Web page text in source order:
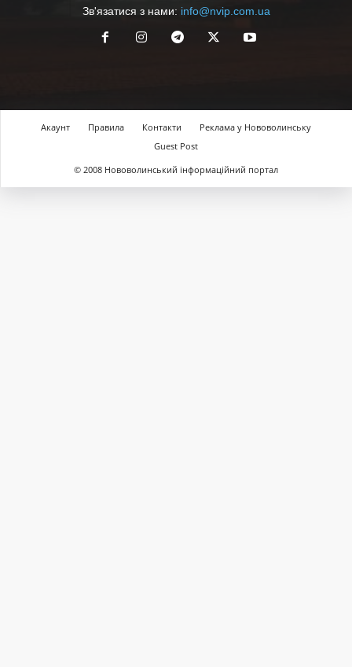
Зв'язатися з нами: info@nvip.com.ua
Акаунт Правила Контакти
Реклама у Нововолинську
Guest Post
© 2008 Нововолинський інформаційний портал